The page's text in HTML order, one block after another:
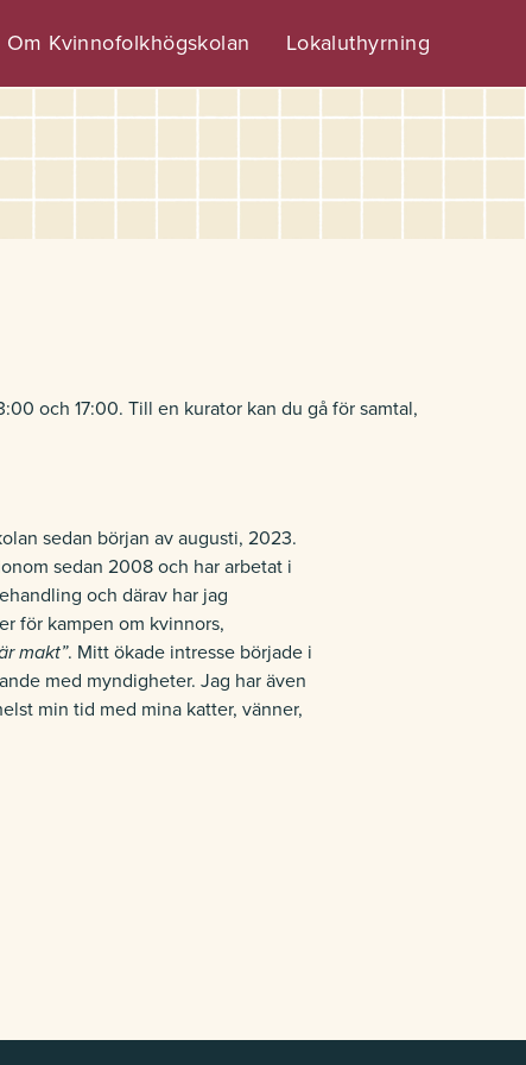
Om Kvinnofolkhögskolan Lokaluthyrning
och 17:00. Till en kurator kan du gå för samtal,
sedan början av augusti, 2023.
sedan 2008 och har arbetat i
och därav har jag
för kampen om kvinnors,
makt”. Mitt ökade intresse började i
med myndigheter. Jag har även
min tid med mina katter, vänner,